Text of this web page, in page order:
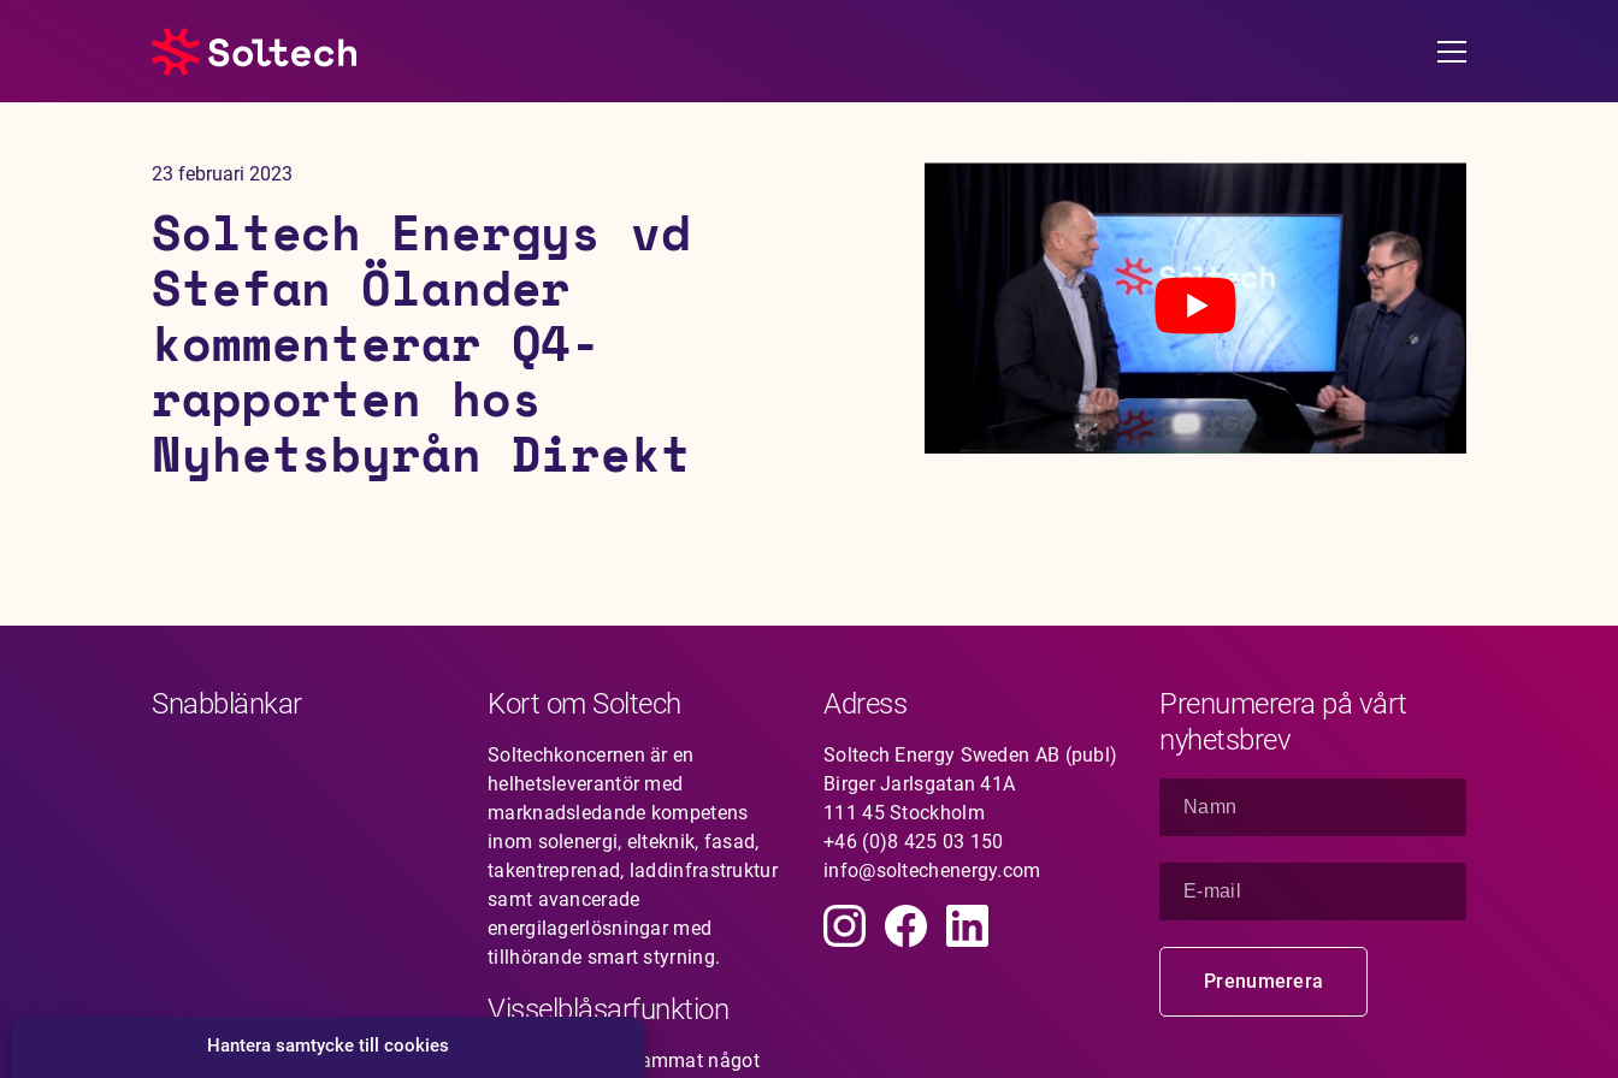
Hantera samtycke till cookies
Tjänster
Referensprojekt
Investerare
Hållbarhet
23 februari 2023
Soltech Energys vd
Stefan Ölander
kommenterar Q4-
rapporten hos
Nyhetsbyrån Direkt
Snabblänkar Kort om Soltech
Soltechkoncernen är en
helhetsleverantör med
marknadsledande kompetens
inom solenergi, elteknik, fasad,
takentreprenad, laddinfrastruktur
samt avancerade
energilagerlösningar med
tillhörande smart styrning.
Visselblåsarfunktion
Har du uppmärksammat något
Adress
Soltech Energy Sweden AB (publ)
Birger Jarlsgatan 41A
111 45 Stockholm
+46 (0)8 425 03 150
info@soltechenergy.com
Prenumerera på vårt
nyhetsbrev